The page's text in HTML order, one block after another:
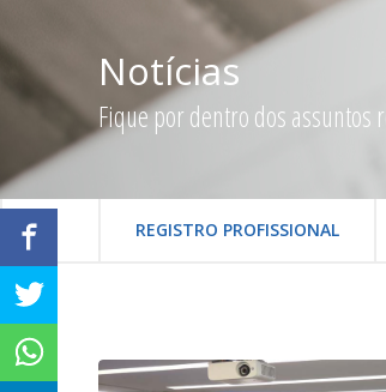
Notícias
Fique por dentro dos assuntos
REGISTRO PROFISSIONAL